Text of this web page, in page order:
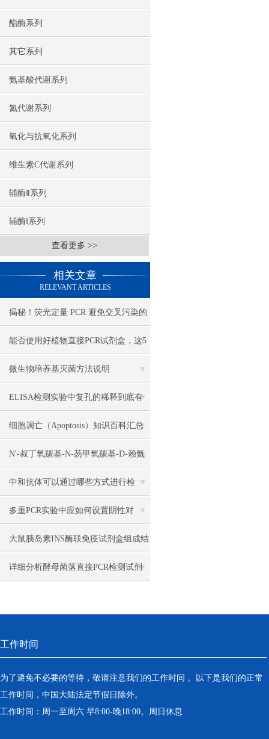
酯酶系列
其它系列
氨基酸代谢系列
氮代谢系列
氧化与抗氧化系列
维生素C代谢系列
辅酶Ⅱ系列
辅酶Ⅰ系列
查看更多 >>
相关文章
RELEVANT ARTICLES
揭秘！荧光定量 PCR 避免交叉污染的
关键策略
能否使用好植物直接PCR试剂盒，这5
个事项是关键
微生物培养基灭菌方法说明
ELISA检测实验中复孔的稀释到底有
多关键
细胞凋亡（Apoptosis）知识百科汇总
N'-叔丁氧羰基-N-芴甲氧羰基-D-赖氨
酸五氟苯基酯
中和抗体可以通过哪些方式进行检
测？
多重PCR实验中应如何设置阴性对
照？
大鼠胰岛素INS酶联免疫试剂盒组成结
构
详细分析酵母菌落直接PCR检测试剂
工作时间
为了避免不必要的等待，敬请注意我们的工作时间 。以下是我们的正常
工作时间，中国大陆法定节假日除外。
工作时间：周一至周六 早8:00-晚18:00。周日休息